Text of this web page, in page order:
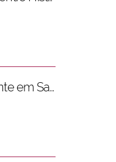
Aventura Congelante em Santos